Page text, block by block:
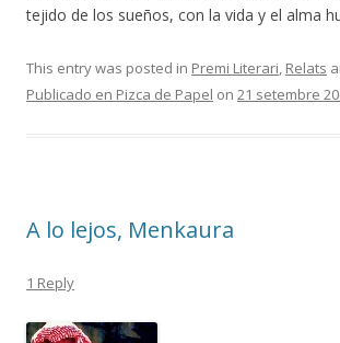
tejido de los sueños, con la vida y el alma
This entry was posted in Premi Literari, Relats
Publicado en Pizca de Papel on 21 setembre
A lo lejos, Menkaura
1 Reply